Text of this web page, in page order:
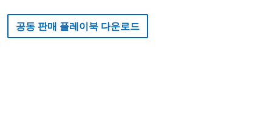
공동 판매 플레이북 다운로드